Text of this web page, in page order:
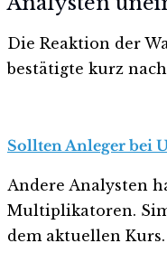
Die Reaktion der
bestätigte kurz
Sollten Anleger bei
Andere Analysten
Multiplikatoren.
dem aktuellen Kurs.